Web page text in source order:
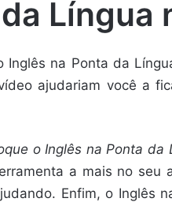
Língua
na Ponta da
ajudariam você a
o Inglês na Ponta
a mais no seu
Enfim, o Inglês